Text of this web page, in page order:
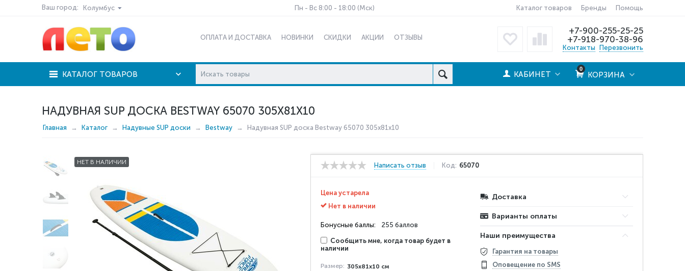
Ваш город: Колумбус Пн - Вс 8:00 - 18:00 (Мск) Каталог товаров Бренды Помощь
ОПЛАТА И ДОСТАВКА НОВИНКИ СКИДКИ АКЦИИ ОТЗЫВЫ
+7-900-255-25-25
+7-918-970-38-96
Контакты Перезвонить
КАТАЛОГ ТОВАРОВ
0
КОРЗИНА
КАБИНЕТ
НАДУВНАЯ SUP ДОСКА BESTWAY 65070 305X81X10
Главная Каталог Надувные SUP доски Bestway Надувная SUP доска Bestway 65070 305x81x10
НЕТ В НАЛИЧИИ Написать отзыв Код: 65070
Цена устарела
Нет в наличии
Бонусные баллы: 255 баллов
Сообщить мне, когда товар будет в
наличии
Размер: 305x81x10 см
Доставка
Варианты оплаты
Наши преимущества
Гарантия на товары
Оповещение по SMS